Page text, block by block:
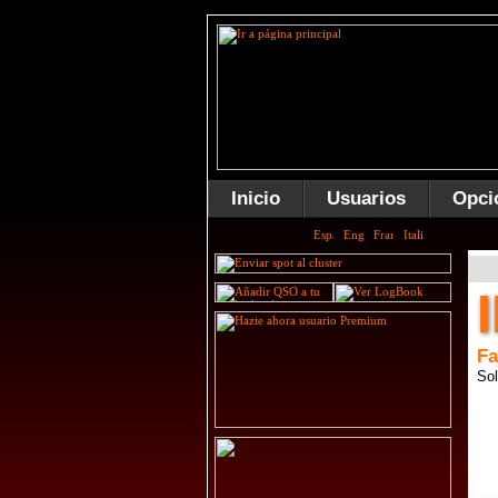
Inicio Usuarios